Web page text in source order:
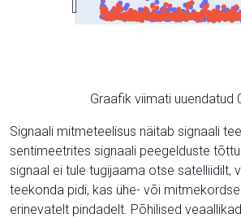
Graafik viimati uuendatud
Signaali mitmeteelisus näitab signaali
sentimeetrites signaali peegelduste
signaal ei tule tugijaama otse satelliidilt,
teekonda pidi, kas ühe- või
erinevatelt pindadelt. Põhilised